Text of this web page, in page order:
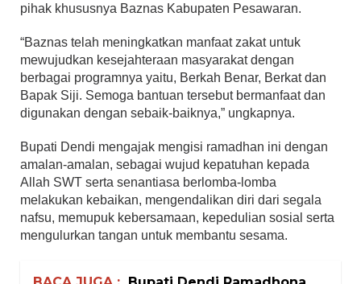
pihak khususnya Baznas Kabupaten Pesawaran.
“Baznas telah meningkatkan manfaat zakat untuk
mewujudkan kesejahteraan masyarakat dengan
berbagai programnya yaitu, Berkah Benar, Berkat dan
Bapak Siji. Semoga bantuan tersebut bermanfaat dan
digunakan dengan sebaik-baiknya,” ungkapnya.
Bupati Dendi mengajak mengisi ramadhan ini dengan
amalan-amalan, sebagai wujud kepatuhan kepada
Allah SWT serta senantiasa berlomba-lomba
melakukan kebaikan, mengendalikan diri dari segala
nafsu, memupuk kebersamaan, kepedulian sosial serta
mengulurkan tangan untuk membantu sesama.